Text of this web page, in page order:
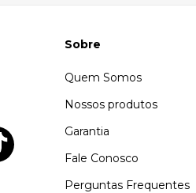
Sobre
Quem Somos
Nossos produtos
Garantia
Fale Conosco
Perguntas Frequentes